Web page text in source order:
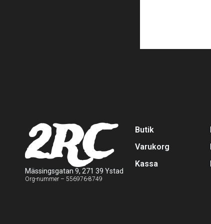
2RC
Mässingsgatan 9, 271 39 Ystad
Org-nummer – 556976-8749
Butik
Varukorg
Kassa